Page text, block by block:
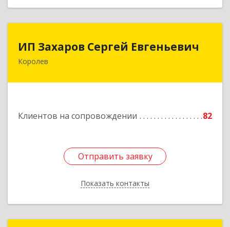
ИП Захаров Сергей Евгеньевич
Королев
Клиентов на сопровождении 82
Отправить заявку
Показать контакты
ИП Захаров Сергей Евгеньевич
Подробнее
Отправить заявку
Назад